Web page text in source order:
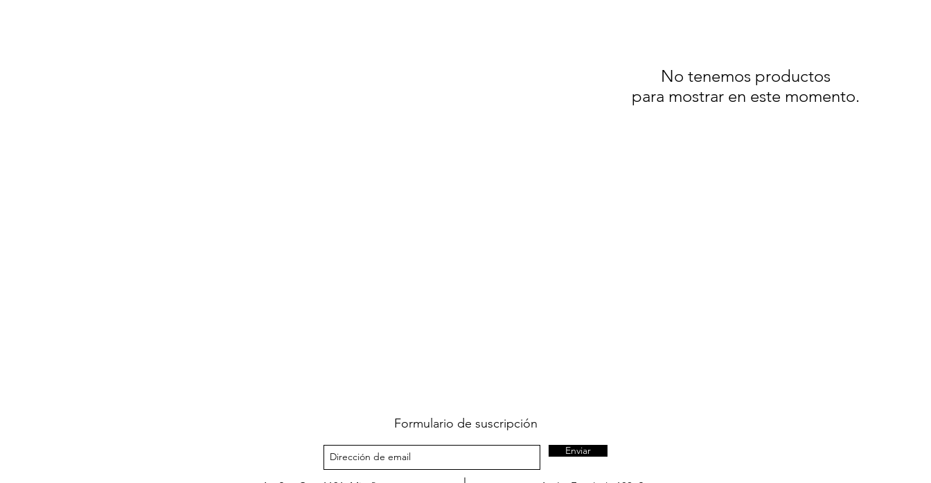
No tenemos productos
para mostrar en este momento.
Formulario de suscripción
Enviar